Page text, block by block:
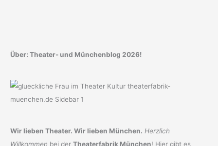
Über: Theater- und Münchenblog 2026!
Wir lieben Theater. Wir lieben München. Herzlich
Willkommen bei derTheaterfabrik München! Hier gibt es